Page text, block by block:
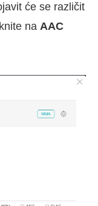
će se različit
na AAC